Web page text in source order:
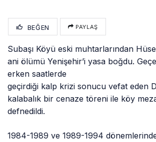
BEĞEN PAYLAŞ
Subaşı Köyü eski muhtarlarından
ani ölümü Yenişehir’i yasa boğdu.
erken saatlerde
geçirdiği kalp krizi sonucu vefat eden
kalabalık bir cenaze töreni ile köy
defnedildi.
1984-1989 ve 1989-1994